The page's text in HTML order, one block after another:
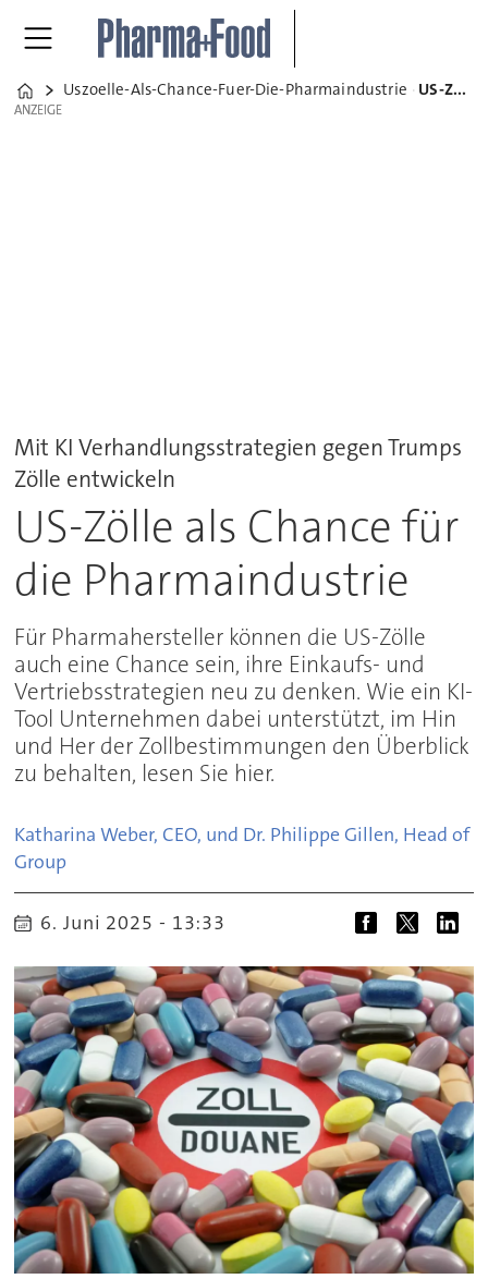
Home
Uszoelle-Als-Chance-Fuer-Die-Pharmaindustrie US-Zölle als Chance für die Pharmaindustrie
ANZEIGE
ANZEIGE
Mit KI Verhandlungsstrategien gegen Trumps
Zölle entwickeln
US-Zölle als Chance für
die Pharmaindustrie
Für Pharmahersteller können die US-Zölle
auch eine Chance sein, ihre Einkaufs- und
Vertriebsstrategien neu zu denken. Wie ein KI-
Tool Unternehmen dabei unterstützt, im Hin
und Her der Zollbestimmungen den Überblick
zu behalten, lesen Sie hier.
Katharina Weber, CEO, und Dr. Philippe Gillen, Head of
Group
6. Juni 2025 - 13:33